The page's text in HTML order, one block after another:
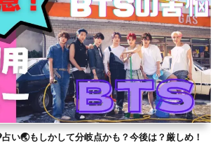
い🌏もしかして分岐点かも？今後は？厳しめ！